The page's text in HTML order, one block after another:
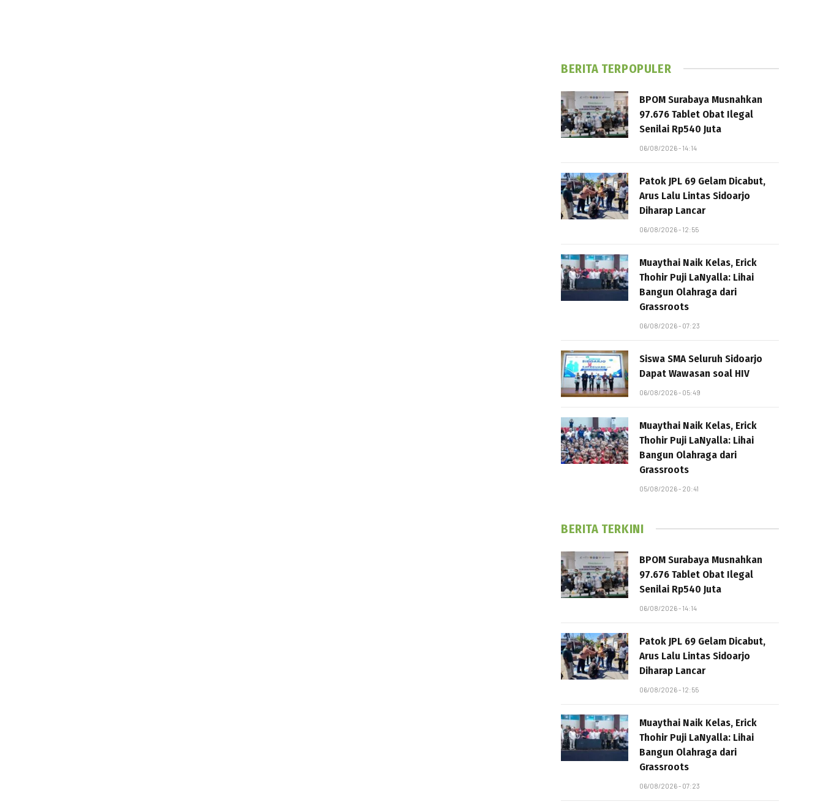
BERITA TERPOPULER
BPOM Surabaya Musnahkan
97.676 Tablet Obat Ilegal
Senilai Rp540 Juta
06/08/2026 - 14:14
Patok JPL 69 Gelam Dicabut,
Arus Lalu Lintas Sidoarjo
Diharap Lancar
06/08/2026 - 12:55
Muaythai Naik Kelas, Erick
Thohir Puji LaNyalla: Lihai
Bangun Olahraga dari
Grassroots
06/08/2026 - 07:23
Siswa SMA Seluruh Sidoarjo
Dapat Wawasan soal HIV
06/08/2026 - 05:49
Muaythai Naik Kelas, Erick
Thohir Puji LaNyalla: Lihai
Bangun Olahraga dari
Grassroots
05/08/2026 - 20:41
BERITA TERKINI
BPOM Surabaya Musnahkan
97.676 Tablet Obat Ilegal
Senilai Rp540 Juta
06/08/2026 - 14:14
Patok JPL 69 Gelam Dicabut,
Arus Lalu Lintas Sidoarjo
Diharap Lancar
06/08/2026 - 12:55
Muaythai Naik Kelas, Erick
Thohir Puji LaNyalla: Lihai
Bangun Olahraga dari
Grassroots
06/08/2026 - 07:23